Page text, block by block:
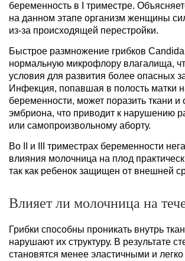
беременность в I триместре.
на данном этапе организм женщины
из-за происходящей перестройки.
Быстрое размножение грибков
нормальную микрофлору влагалища,
условия для развития более опасных
Инфекция, попавшая в полость матки
беременности, может поразить ткани и
эмбриона, что приводит к нарушению
или самопроизвольному аборту.
Во II и III триместрах беременности
влияния молочница на плод
так как ребенок защищен от внешней
Влияет ли молочница на
Грибки способны проникать внутрь
нарушают их структуру. В результате
становятся менее эластичными и